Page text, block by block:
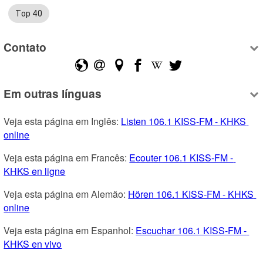
Top 40
Contato
Em outras línguas
Veja esta página em Inglês: Listen 106.1 KISS-FM - KHKS
online
Veja esta página em Francês: Ecouter 106.1 KISS-FM -
KHKS en ligne
Veja esta página em Alemão: Hören 106.1 KISS-FM - KHKS
online
Veja esta página em Espanhol: Escuchar 106.1 KISS-FM -
KHKS en vivo